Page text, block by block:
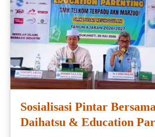
Sosialisasi Pintar Bersama
Daihatsu & Education